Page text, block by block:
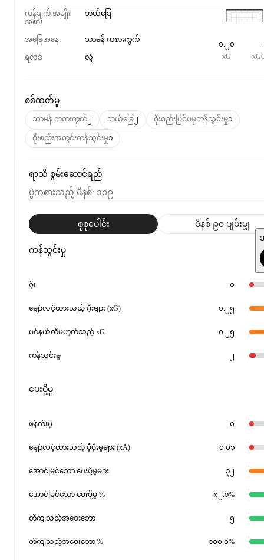
ကန်ချက် အမျိုး
အစား
ဘယ်ခြေ
အခြေအနေ သာမန် ကစားကွက်
ရလဒ် လွဲ
၀.၂၀
xG
-
စစ်ထုတ်မှု
သာမန် ကစားကွက် ၂ ဘယ်ခြေ ၂ ဂိုးစည်းပြင်ပမှကန်သွင်းမှု၁
ဂိုးစည်းအတွင်းကန်သွင်းမှု၁
ရာသီ စွမ်းဆောင်ရည်
ပွဲကစားသည့် မိနစ်: ၁၀၉
စုစုပေါင်း မိနစ် ၉၀ ပျမ်းမျှ
ကန်သွင်းမှု
ဂိုး ၀
မျှော်လင့်ထားသည့် ဂိုးများ (xG) ၀.၂၅
ပင်နယ်တီမဟုတ်သည့် xG ၀.၂၅
ကန်သွင်းမှု ၂
ပေးပို့မှု
ဖန်တီးမှု ၀
မျှော်လင့်ထားသည့် ပံ့ပိုးမှုများ (xA) ၀.၀၁
အောင်မြင်သော ပေးပို့မှုများ ၃၂
အောင်မြင်သော ပေးပို့မှု % ၈၂.၁%
တိကျသည့်အဝေးဘော ၅
တိကျသည့်အဝေးဘော % ၁၀၀.၀%